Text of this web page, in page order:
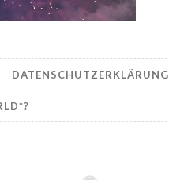
DATENSCHUTZERKLÄRUNG